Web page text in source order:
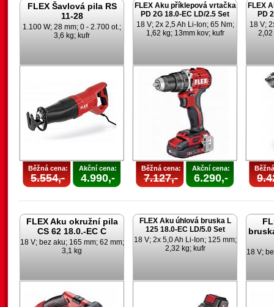
FLEX Šavlová pila RS
11-28
1.100 W; 28 mm; 0 - 2.700 ot.;
3,6 kg; kufr
Běžná cena:
5.554,-
Akční cena:
4.990,-
FLEX Aku příklepová vrtačka
PD 2G 18.0-EC LD/2.5 Set
18 V; 2x 2,5 Ah Li-Ion; 65 Nm;
1,62 kg; 13mm kov; kufr
Běžná cena:
7.127,-
Akční cena:
6.290,-
FLEX
PD
18 V;
2,02
FLEX Aku okružní pila
CS 62 18.0.-EC C
18 V; bez aku; 165 mm; 62 mm;
3,1 kg
FLEX Aku úhlová bruska L
125 18.0-EC LD/5.0 Set
18 V; 2x 5,0 Ah Li-Ion; 125 mm;
2,32 kg; kufr
18 V;